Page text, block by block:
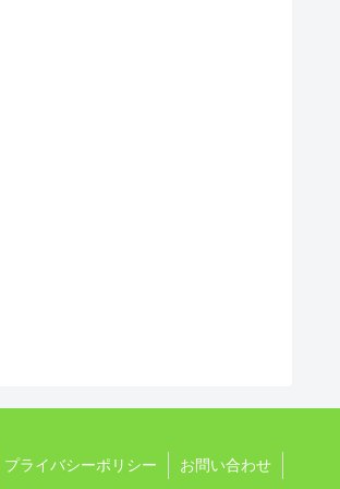
プライバシーポリシー お問い合わせ